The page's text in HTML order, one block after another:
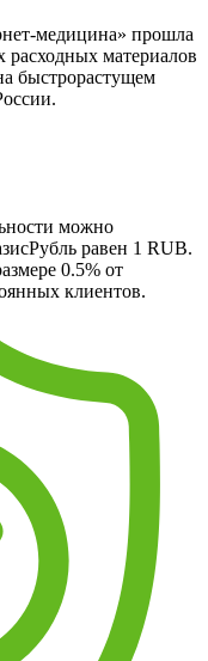
медицина» прошла
расходных материалов
быстрорастущем
можно
равен 1 RUB.
0.5% от
клиентов.